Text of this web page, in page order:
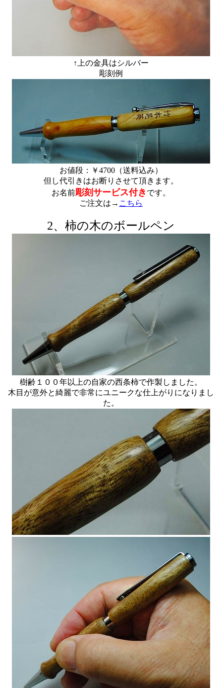
↑上の金具はシルバー
彫刻例
お値段：￥4700（送料込み）
但し代引きはお断りさせて頂きます。
お名前彫刻サービス付き です。
ご注文は→ こちら
2、柿の木のボールペン
樹齢１００年以上の自家の西条柿で作製しました。
木目が意外と綺麗で非常にユニークな仕上がりになりまし
た。